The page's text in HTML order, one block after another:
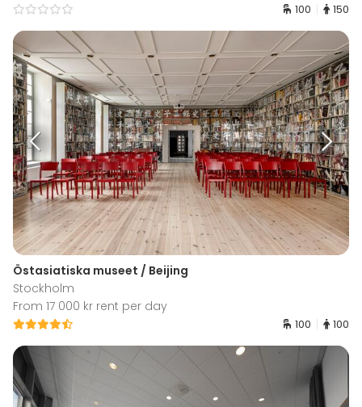
100 150
Östasiatiska museet / Beijing
Stockholm
From 17 000 kr rent per day
100 100